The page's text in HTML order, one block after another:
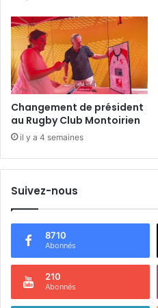
,
I
f
o
r
m
e
r
l
P
d
c
Changement de président
au Rugby Club Montoirien
il y a 4 semaines
Suivez-nous
8710
Abonnés
210
Abonnés